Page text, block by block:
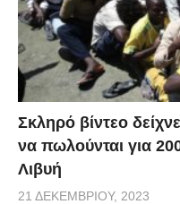
Σκληρό βίντεο
να πωλούνται για
Λιβυή
21 ΔΕΚΕΜΒΡΊΟΥ, 2023